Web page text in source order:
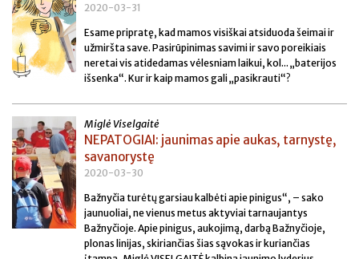
2020-03-31
Esame pripratę, kad mamos visiškai atsiduoda šeimai ir
užmiršta save. Pasirūpinimas savimi ir savo poreikiais
neretai vis atidedamas vėlesniam laikui, kol... „baterijos
išsenka“. Kur ir kaip mamos gali „pasikrauti“?
Miglė Viselgaitė
NEPATOGIAI: jaunimas apie aukas, tarnystę,
savanorystę
2020-03-30
Bažnyčia turėtų garsiau kalbėti apie pinigus“, – sako
jaunuoliai, ne vienus metus aktyviai tarnaujantys
Bažnyčioje. Apie pinigus, aukojimą, darbą Bažnyčioje,
plonas linijas, skiriančias šias sąvokas ir kuriančias